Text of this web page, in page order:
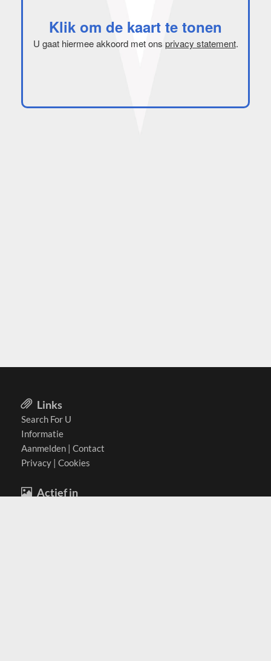
Klik om de kaart te tonen
U gaat hiermee akkoord met ons privacy statement.
Links
Search For U
Informatie
Aanmelden | Contact
Privacy | Cookies
Actief in